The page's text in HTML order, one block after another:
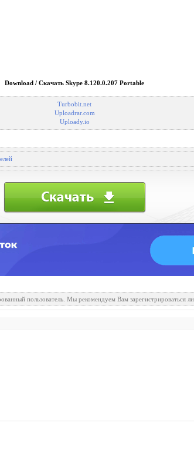
Download / Скачать Skype 8.120.0.207 Portable
Turbobit.net
Uploadrar.com
Uploady.io
пользователь. Мы рекомендуем Вам зарегистрироваться